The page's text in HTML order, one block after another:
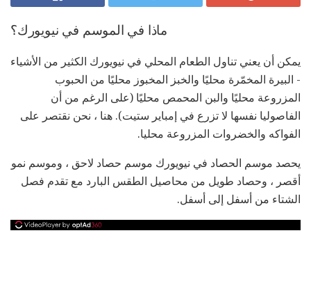
ماذا في الموسم في نيويورك؟
يمكن أن يعني تناول الطعام المحلي في نيويورك الكثير من الأشياء
- البيرة المخمّرة محليًا والخبز المخبوز محليًا من الحبوب
المزروعة محليًا والبن المحمص محليًا (على الرغم من أن
الفاصوليا نفسها لا تزرع في إمباير ستيت). هنا ، نحن نقتصر على
الفواكه والخضروات المزروعة محليا.
يحصد موسم الحصاد في نيويورك موسم حصاد لاحق ، وموسم نمو
أقصر ، وحصاد طويل من محاصيل الطقس البارد مع تقدم فصل
الشتاء من أسفل إلى أسفل.